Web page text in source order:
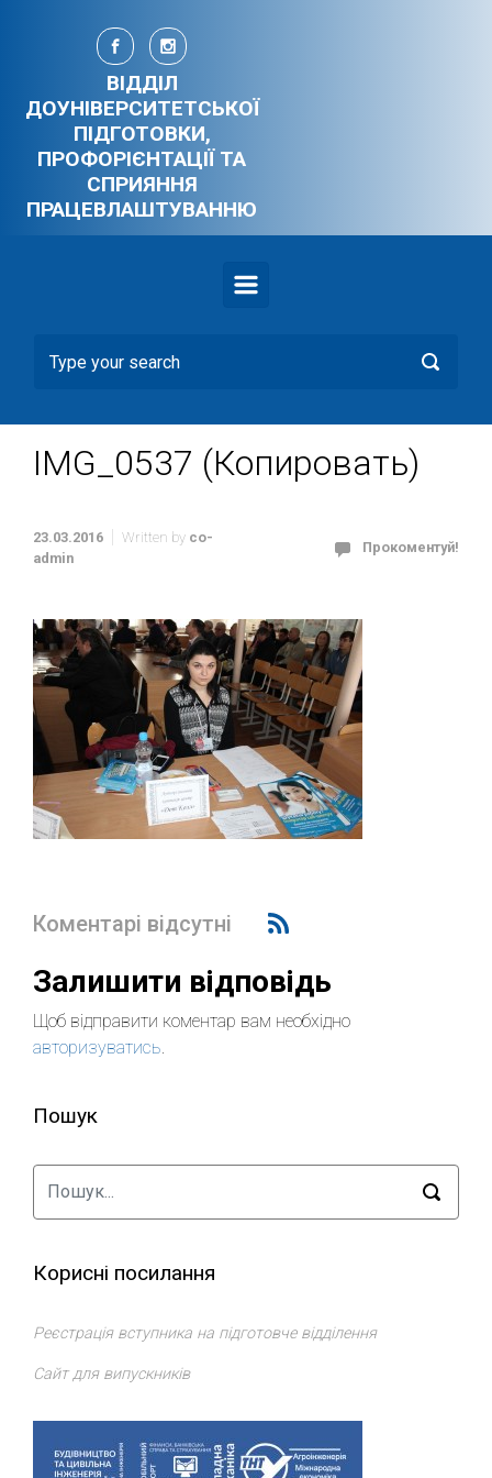
Skip to main content
ВІДДІЛ
ДОУНІВЕРСИТЕТСЬКОЇ
ПІДГОТОВКИ,
ПРОФОРІЄНТАЦІЇ ТА
СПРИЯННЯ
ПРАЦЕВЛАШТУВАННЮ
IMG_0537 (Копировать)
23.03.2016 Written by co-
admin
Прокоментуй!
Коментарі відсутні
Залишити відповідь
Щоб відправити коментар вам необхідно
авторизуватись.
Пошук
Корисні посилання
Реєстрація вступника на підготовче відділення
Сайт для випускників